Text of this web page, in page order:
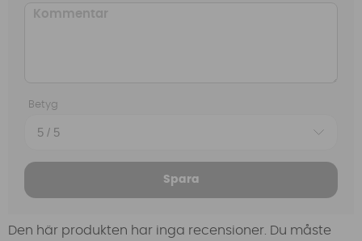
Betyg
Spara
Den här produkten har inga recensioner. Du måste